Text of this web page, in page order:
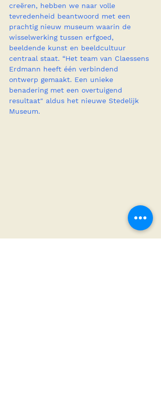
creëren, hebben we naar volle
tevredenheid beantwoord met een
prachtig nieuw museum waarin de
wisselwerking tussen erfgoed,
beeldende kunst en beeldcultuur
centraal staat. “Het team van Claessens
Erdmann heeft één verbindend
ontwerp gemaakt. Een unieke
benadering met een overtuigend
resultaat" aldus het nieuwe Stedelijk
Museum.